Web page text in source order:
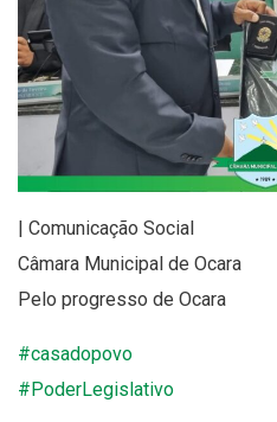
| Comunicação Social
Câmara Municipal de Ocara
Pelo progresso de Ocara
#casadopovo
#PoderLegislativo